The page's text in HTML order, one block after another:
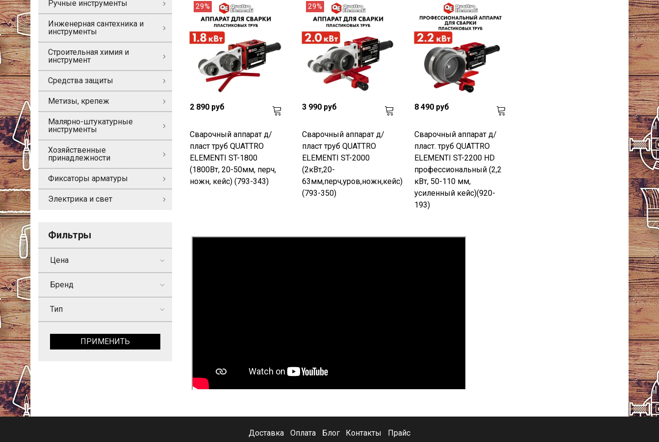
29%
2 890 руб
Сварочный аппарат д/
пласт труб QUATTRO
ELEMENTI ST-1800
(1800Вт, 20-50мм, перч,
ножн, кейс) (793-343)
29%
3 990 руб
Сварочный аппарат д/
пласт труб QUATTRO
ELEMENTI ST-2000
(2кВт,20-
63мм,перч,уров,ножн,кейс)
(793-350)
8 490 руб
Сварочный аппарат д/
пласт. труб QUATTRO
ELEMENTI ST-2200 HD
профессиональный (2,2
кВт, 50-110 мм,
усиленный кейс)(920-
193)
Ручные инструменты
Инженерная сантехника и
инструменты
Строительная химия и
инструмент
Средства защиты
Метизы, крепеж
Малярно-штукатурные
инструменты
Хозяйственные
принадлежности
Фиксаторы арматуры
Электрика и свет
Фильтры
Цена
Бренд
Тип
ПРИМЕНИТЬ
Доставка Оплата Блог Контакты Прайс